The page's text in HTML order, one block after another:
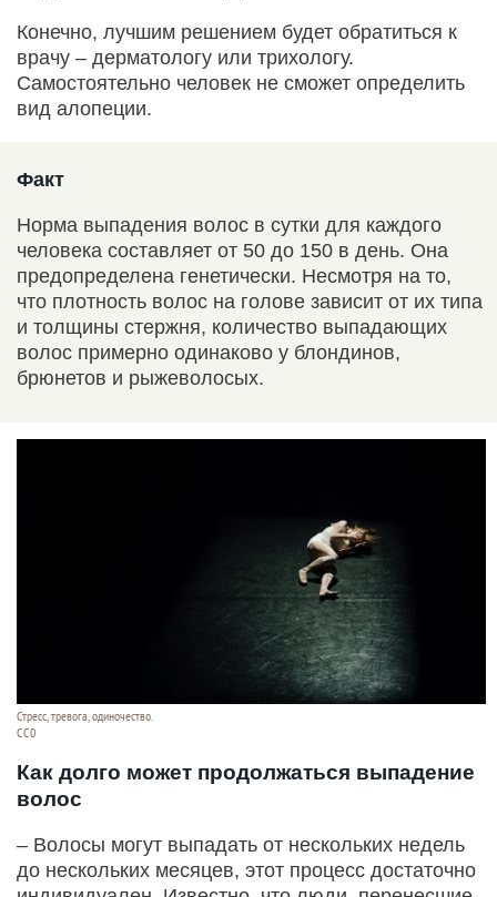
Конечно, лучшим решением будет обратиться к
врачу – дерматологу или трихологу.
Самостоятельно человек не сможет определить
вид алопеции.
Факт
Норма выпадения волос в сутки для каждого
человека составляет от 50 до 150 в день. Она
предопределена генетически. Несмотря на то,
что плотность волос на голове зависит от их типа
и толщины стержня, количество выпадающих
волос примерно одинаково у блондинов,
брюнетов и рыжеволосых.
Стресс, тревога, одиночество.
CC0
Как долго может продолжаться выпадение
волос
– Волосы могут выпадать от нескольких недель
до нескольких месяцев, этот процесс достаточно